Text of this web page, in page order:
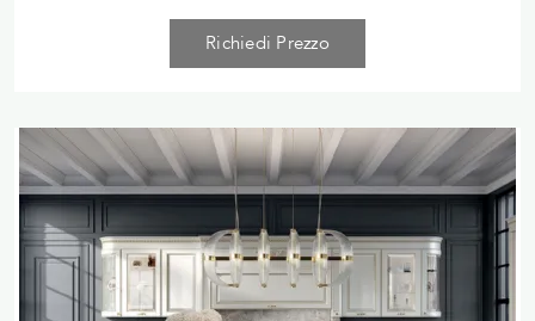
Richiedi Prezzo